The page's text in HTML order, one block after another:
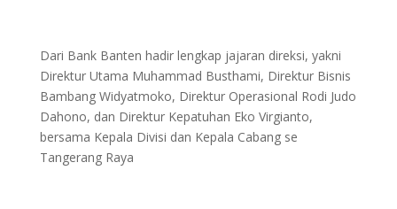
Dari Bank Banten hadir lengkap jajaran direksi, yakni
Direktur Utama Muhammad Busthami, Direktur Bisnis
Bambang Widyatmoko, Direktur Operasional Rodi Judo
Dahono, dan Direktur Kepatuhan Eko Virgianto,
bersama Kepala Divisi dan Kepala Cabang se
Tangerang Raya